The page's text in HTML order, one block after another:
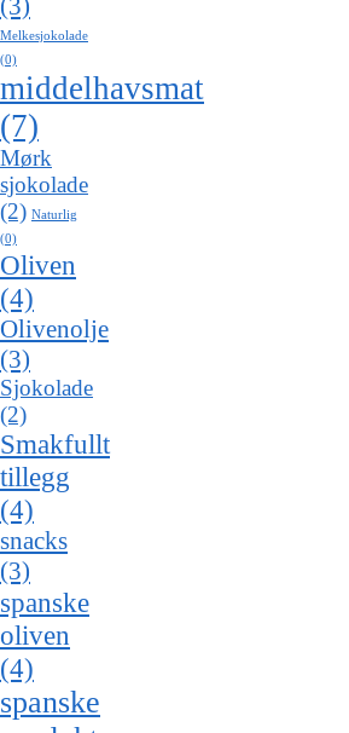
Melkesjokolade
(0)
middelhavsmat
(7)
Mørk
sjokolade
(2) Naturlig
(0)
Oliven
(4)
Olivenolje
(3)
Sjokolade
(2)
Smakfullt
tillegg
(4)
snacks
(3)
spanske
oliven
(4)
spanske